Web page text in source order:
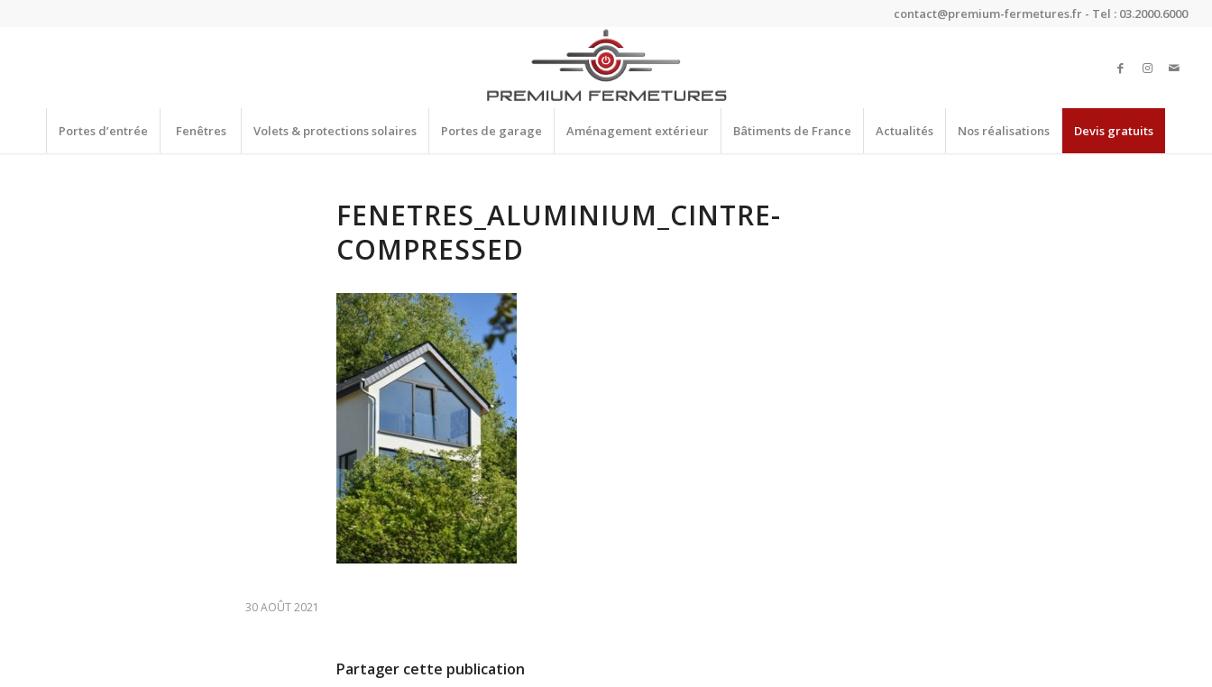
contact@premium-fermetures.fr - Tel : 03.2000.6000
Portes d’entrée Fenêtres Volets & protections solaires Portes de garage Aménagement extérieur Bâtiments de France Actualités Nos réalisations Devis gratuits
FENETRES_ALUMINIUM_CINTRE-
COMPRESSED
30 AOÛT 2021
Partager cette publication